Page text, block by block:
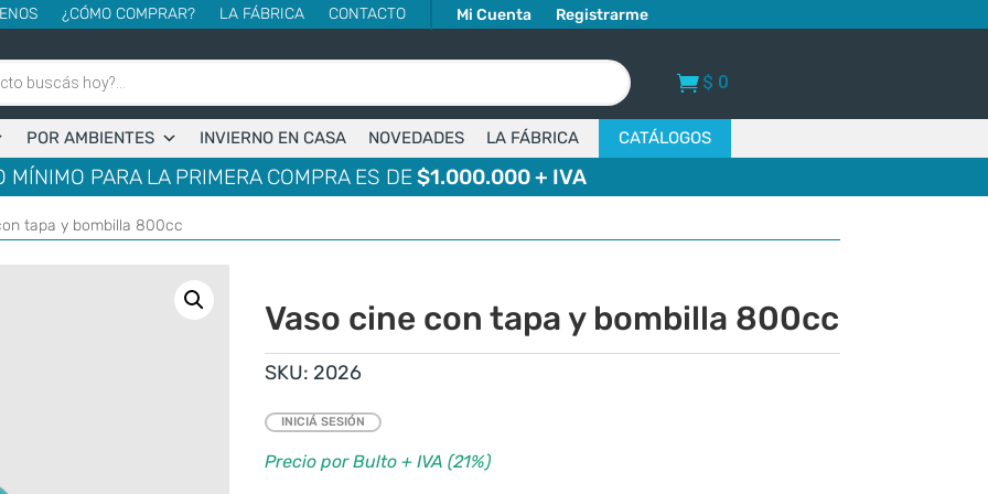
¿CÓMO COMPRAR? LA FÁBRICA CONTACTO Mi Cuenta Registrarme
$ 0
POR AMBIENTES INVIERNO EN CASA NOVEDADES LA FÁBRICA CATÁLOGOS
MÍNIMO PARA LA PRIMERA COMPRA ES DE$1.000.000 + IVA
tapa y bombilla 800cc
Vaso cine con tapa y bombilla 800cc
SKU: 2026
INICIÁ SESIÓN
Precio por Bulto + IVA (21%)